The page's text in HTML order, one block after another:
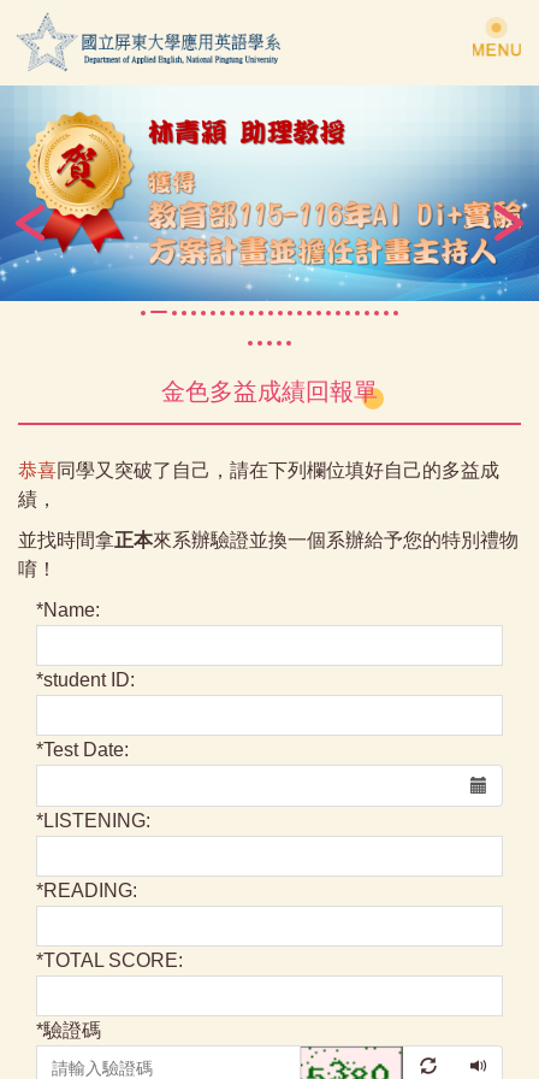
到
主
容
金色多益成績回報單
恭喜同學又突破了自己，請在下列欄位填好自己的多益成
績，
並找時間拿正本來系辦驗證並換一個系辦給予您的特別禮物
唷！
*Name:
*student ID:
*Test Date:
*LISTENING:
*READING:
*TOTAL SCORE:
*驗證碼